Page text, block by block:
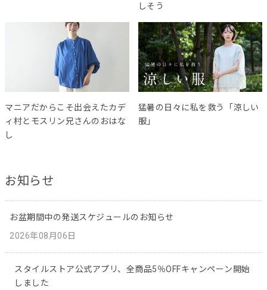
しそう
マニアだからこそ出会えたカデ
ィ村とモスリン兄さんのおはな
し
猛暑の日々に私を救う「涼しい
服」
お知らせ
お盆期間中の発送スケジュールのお知らせ
2026年08月06日
スタイルストア公式アプリ、全商品5％OFFキャンペーン開始
しました